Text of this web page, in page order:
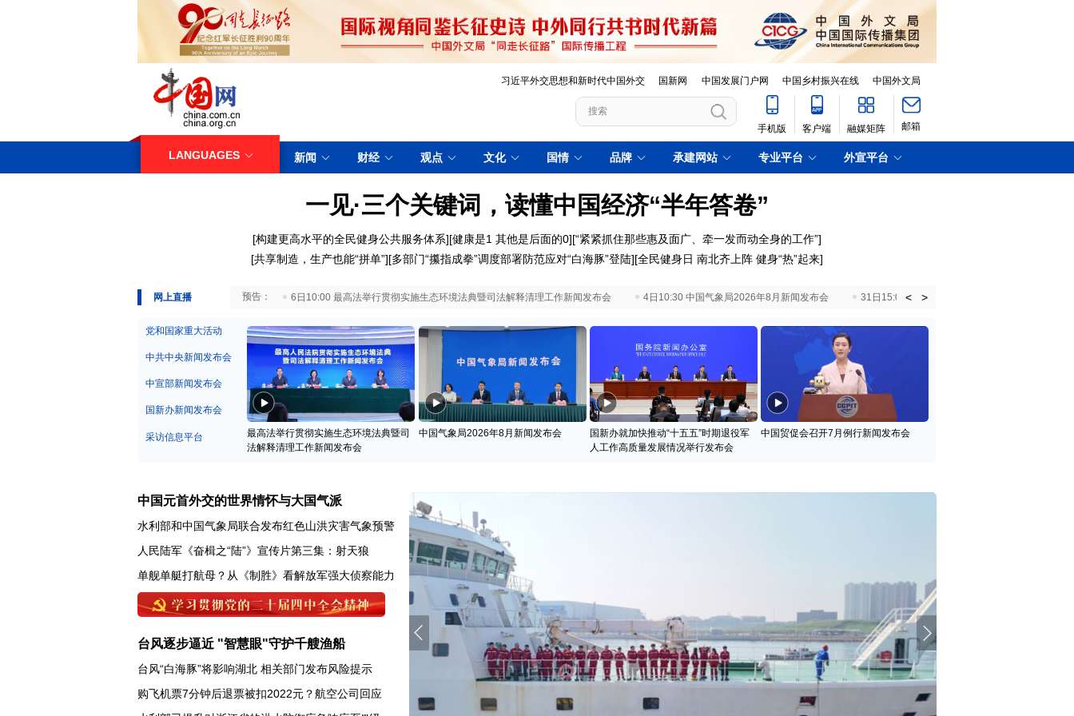
习近平外交思想和新时代中国外交 国新网 中国发展门户网 中国乡村振兴在线 中国外文局
手机版 客户端 融媒矩阵 邮箱
LANGUAGES 新闻 财经 观点 文化 国情 品牌 承建网站 专业平台 外宣平台
一见·三个关键词，读懂中国经济“半年答卷”
[构建更高水平的全民健身公共服务体系][健康是1 其他是后面的0][“紧紧抓住那些惠及面广、牵一发而动全身的工作”]
[共享制造，生产也能“拼单”][多部门“攥指成拳”调度部署防范应对“白海豚”登陆][全民健身日 南北齐上阵 健身“热”起来]
网上直播
29日10:00 国务院台湾事务办公室7月29日举行新闻发布会 6日10:00 最高法举行贯彻实施生态环境法典暨司法解释清理工作新闻发布会 4日10:30 中国气象局2026年8月新闻发布会 31日15:00 国新办就加快推动“十五五”时期退役
< >
党和国家重大活动
中共中央新闻发布会
中宣部新闻发布会
国新办新闻发布会
采访信息平台
最高法举行贯彻实施生态环境法典暨司
法解释清理工作新闻发布会
中国气象局2026年8月新闻发布会
国新办就加快推动“十五五”时期退役军
人工作高质量发展情况举行发布会
中国贸促会召开7月例行新闻发布会
中国元首外交的世界情怀与大国气派
水利部和中国气象局联合发布红色山洪灾害气象预警
人民陆军《奋楫之“陆”》宣传片第三集：射天狼
单舰单艇打航母？从《制胜》看解放军强大侦察能力
台风逐步逼近 "智慧眼"守护千艘渔船
台风“白海豚”将影响湖北 相关部门发布风险提示
购飞机票7分钟后退票被扣2022元？航空公司回应